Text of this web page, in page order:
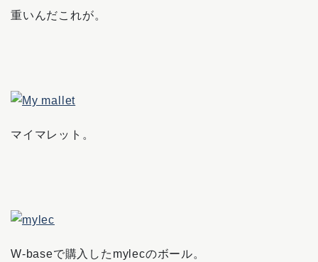
重いんだこれが。
マイマレット。
W-baseで購入したmylecのボール。